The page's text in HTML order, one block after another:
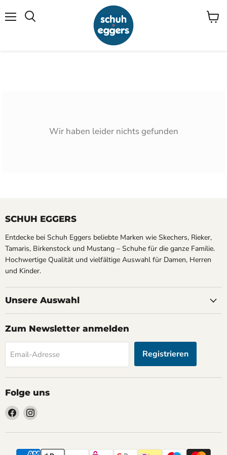
Wir haben leider nichts gefunden
SCHUH EGGERS
Entdecke bei Schuh Eggers beliebte Marken wie Skechers, Rieker,
Tamaris, Birkenstock und Mustang – Schuhe für die ganze Familie.
Hochwertige Qualität und vielfältige Auswahl für Damen, Herren
und Kinder.
Unsere Auswahl
Zum Newsletter anmelden
Email-Adresse Registrieren
Folge uns
Finden
Sie
uns
Finden
uns